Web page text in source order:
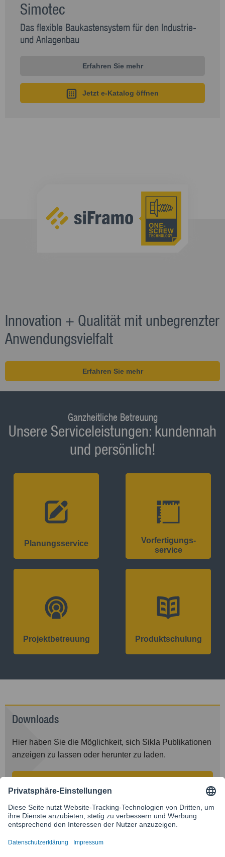
Simotec
Das flexible Baukastensystem für den Industrie-
und Anlagenbau
Erfahren Sie mehr
Jetzt e-Katalog öffnen
Innovation + Qualität mit unbegrenzter
Anwendungsvielfalt
Erfahren Sie mehr
Ganzheitliche Betreuung
Unsere Serviceleistungen: kundennah
und persönlich!
Planungs­service
Vorfertigungs­
service
Projekt­betreuung Produkt­schulung
Downloads
Hier haben Sie die Möglichkeit, sich Sikla Publikationen
anzeigen zu lassen oder herunter zu laden.
Kontakt